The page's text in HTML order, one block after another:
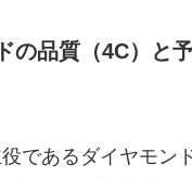
の品質（4C）と
であるダイヤモン